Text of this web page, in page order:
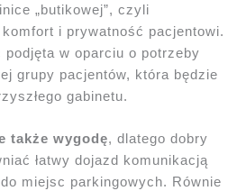
„butikowej”, czyli
i prywatność pacjentowi.
w oparciu o potrzeby
grupy pacjentów, która będzie
gabinetu.
także wygodę, dlatego dobry
łatwy dojazd komunikacją
miejsc parkingowych. Równie